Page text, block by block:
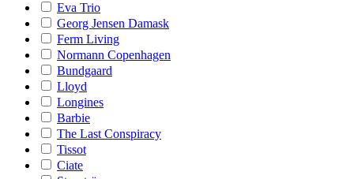
Eva Trio
Georg Jensen Damask
Ferm Living
Normann Copenhagen
Bundgaard
Lloyd
Longines
Barbie
The Last Conspiracy
Tissot
Ciate